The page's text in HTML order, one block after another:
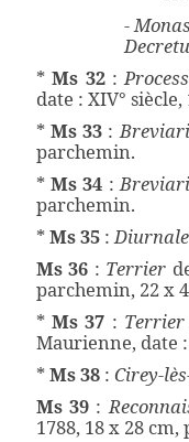
-
*Ms 32 :
date : XIV°
*Ms 33 :
parchemin.
*Ms 34 :
parchemin.
*Ms 35 :
Ms 36 : Terrier
parchemin, 22 x
*Ms 37 : Terrier
Maurienne, date :
*Ms 38 : Cirey-
Ms 39 :
1788, 18 x 28 cm,